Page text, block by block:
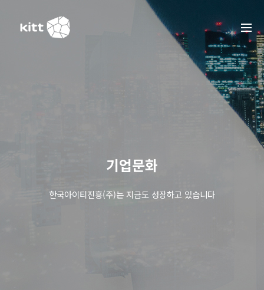
기업문화
한국아이티진흥(주)는 지금도 성장하고 있습니다